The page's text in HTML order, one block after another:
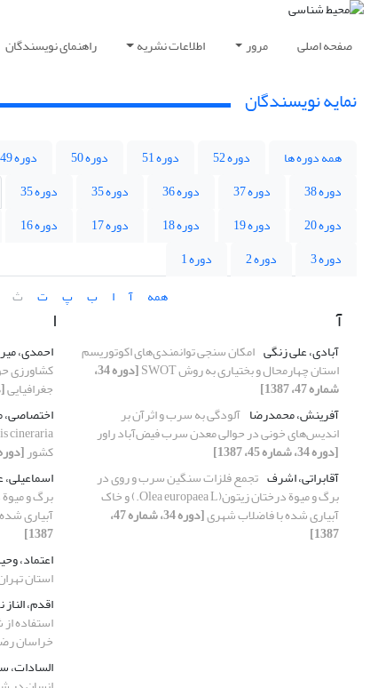
صفحه اصلی مرور اطلاعات نشریه راهنمای نویسندگان
نمایه نویسندگان
همه دوره ها دوره 52 دوره 51 دوره 50 دوره 49
دوره 38
دوره 37 دوره 36 دوره 35 دوره 35
دوره 20
دوره 19 دوره 18 دوره 17 دوره 16
دوره 3
دوره 2
دوره 1
همه
آ ا ب پ ت ث
آ
آبادی، علی زنگی امکان سنجی توانمندی‌های اکوتوریسم
استان چهارمحال و بختیاری به روش SWOT [دوره 34،
شماره 47، 1387]
آفرینش، محمدرضا آلودگی به سرب و اثرآن بر
اندیس‌های خونی در حوالی معدن سرب فیض‌آباد راور
[دوره 34، شماره 45، 1387]
آقابراتی، اشرف تجمع فلزات سنگین سرب و روی در
برگ و میوة درختان زیتون(Olea europaea L.) و خاک
آبیاری شده با فاضلاب شهری [دوره 34، شماره 47،
1387]
ا
احمدی،
کشاورزی
جغرافیایی
کشور‌[دوره 34، شماره
آبیاری
1387]
اعتماد،
استان
اقدم،
خراسان
السادات،